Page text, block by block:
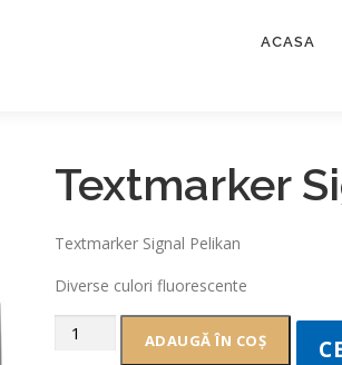
ACASA
Textmarker
Textmarker Signal Pelikan
Diverse culori fluorescente
ADAUGĂ ÎN COȘ